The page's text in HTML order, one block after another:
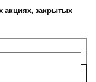
закрытых